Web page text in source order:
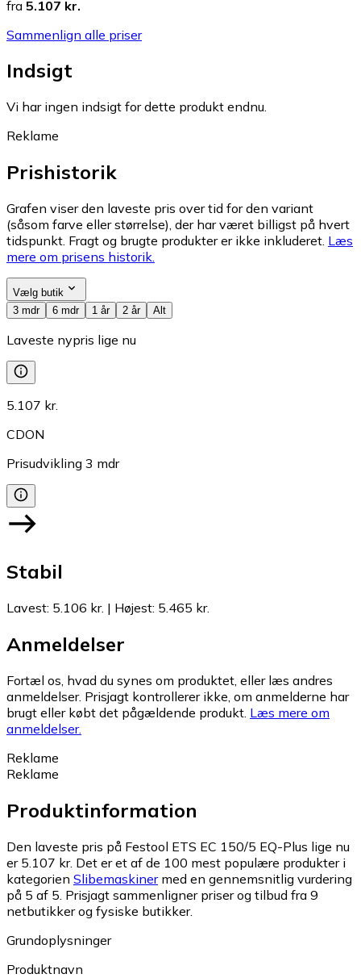
fra 5.107 kr.
Sammenlign alle priser
Indsigt
Vi har ingen indsigt for dette produkt endnu.
Reklame
Prishistorik
Grafen viser den laveste pris over tid for den variant
(såsom farve eller størrelse), der har været billigst på hvert
tidspunkt. Fragt og brugte produkter er ikke inkluderet. Læs
mere om prisens historik.
Vælg butik
3 mdr
6 mdr 1 år 2 år Alt
Laveste nypris lige nu
5.107 kr.
CDON
Prisudvikling 3 mdr
Stabil
Lavest: 5.106 kr. | Højest: 5.465 kr.
Anmeldelser
Fortæl os, hvad du synes om produktet, eller læs andres
anmeldelser. Prisjagt kontrollerer ikke, om anmelderne har
brugt eller købt det pågældende produkt. Læs mere om
anmeldelser.
Reklame
Reklame
Produktinformation
Den laveste pris på Festool ETS EC 150/5 EQ-Plus lige nu
er 5.107 kr. Det er et af de 100 mest populære produkter i
kategorien Slibemaskinermed en gennemsnitlig vurdering
på 5 af 5. Prisjagt sammenligner priser og tilbud fra 9
netbutikker og fysiske butikker.
Grundoplysninger
Produktnavn